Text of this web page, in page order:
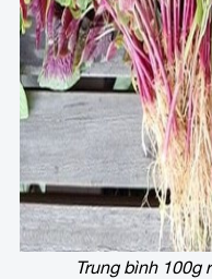
Trung bình 100g